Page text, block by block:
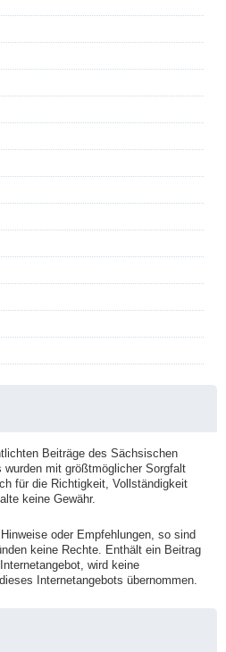
Beiträge des Sächsischen
mit größtmöglicher Sorgfalt
für die Richtigkeit, Vollständigkeit
keine Gewähr.
oder Empfehlungen, so sind
keine Rechte. Enthält ein Beitrag
wird keine
Internetangebots übernommen.